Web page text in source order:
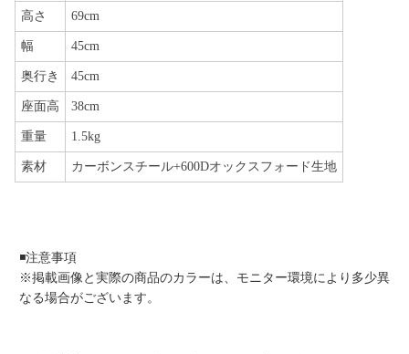
高さ 69cm
幅 45cm
奥行き 45cm
座面高 38cm
重量 1.5kg
素材 カーボンスチール+600Dオックスフォード生地
◾️注意事項
※掲載画像と実際の商品のカラーは、モニター環境により多少異
なる場合がございます。